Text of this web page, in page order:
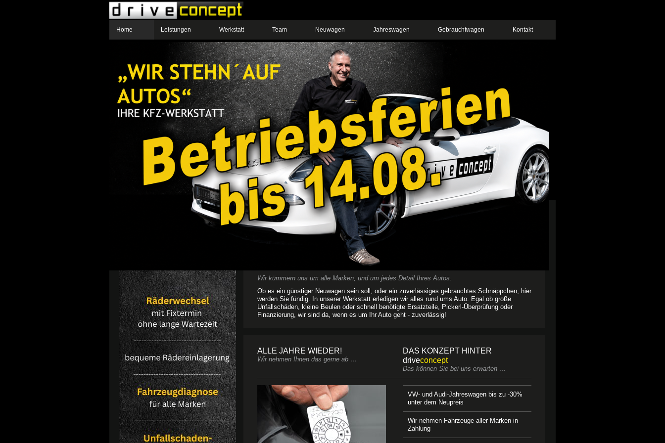
Home Leistungen Werkstatt Team Neuwagen Jahreswagen Gebrauchtwagen Kontakt
Wir kümmern uns um alle Marken, und um jedes Detail Ihres Autos.
Ob es ein günstiger Neuwagen sein soll, oder ein zuverlässiges gebrauchtes Schnäppchen, hier
werden Sie fündig. In unserer Werkstatt erledigen wir alles rund ums Auto. Egal ob große
Unfallschäden, kleine Beulen oder schnell benötigte Ersatzteile, Pickerl-Überprüfung oder
Finanzierung, wir sind da, wenn es um Ihr Auto geht - zuverlässig!
ALLE JAHRE WIEDER!
Wir nehmen Ihnen das gerne ab …
DAS KONZEPT HINTER
driveconcept
Das können Sie bei uns erwarten …
VW- und Audi-Jahreswagen bis zu -30%
unter dem Neupreis
Wir nehmen Fahrzeuge aller Marken in
Zahlung